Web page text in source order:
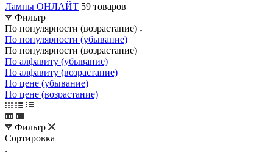
Лампы ОНЛАЙТ 59 товаров
Фильтр
По популярности (возрастание)
По популярности (убывание)
По популярности (возрастание)
По алфавиту (убывание)
По алфавиту (возрастание)
По цене (убывание)
По цене (возрастание)
Фильтр
Сортировка